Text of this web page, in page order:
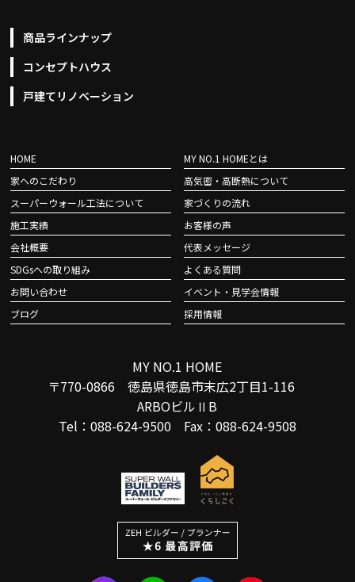
商品ラインナップ
コンセプトハウス
戸建てリノベーション
HOME
MY NO.1 HOMEとは
家へのこだわり
高気密・高断熱について
スーパーウォール工法について
家づくりの流れ
施工実績
お客様の声
会社概要
代表メッセージ
SDGsへの取り組み
よくある質問
お問い合わせ
イベント・見学会情報
ブログ
採用情報
MY NO.1 HOME
〒770-0866 徳島県徳島市末広2丁目1-116
ARBOビルⅡB
Tel：088-624-9500 Fax：088-624-9508